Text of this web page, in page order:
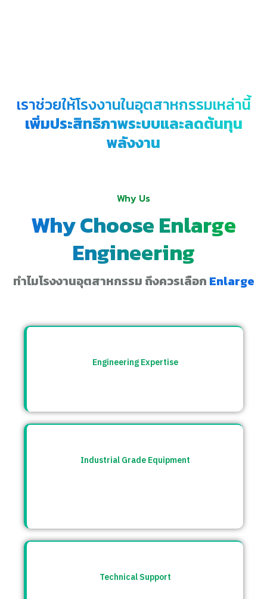
เราช่วยให้โรงงานในอุตสาหกรรมเหล่านี้
เพิ่มประสิทธิภาพระบบและลดต้นทุน
พลังงาน
Why Us
Why Choose Enlarge
Engineering
ทำไมโรงงานอุตสาหกรรม ถึงควรเลือก Enlarge
Engineering Expertise
Industrial Grade Equipment
Technical Support